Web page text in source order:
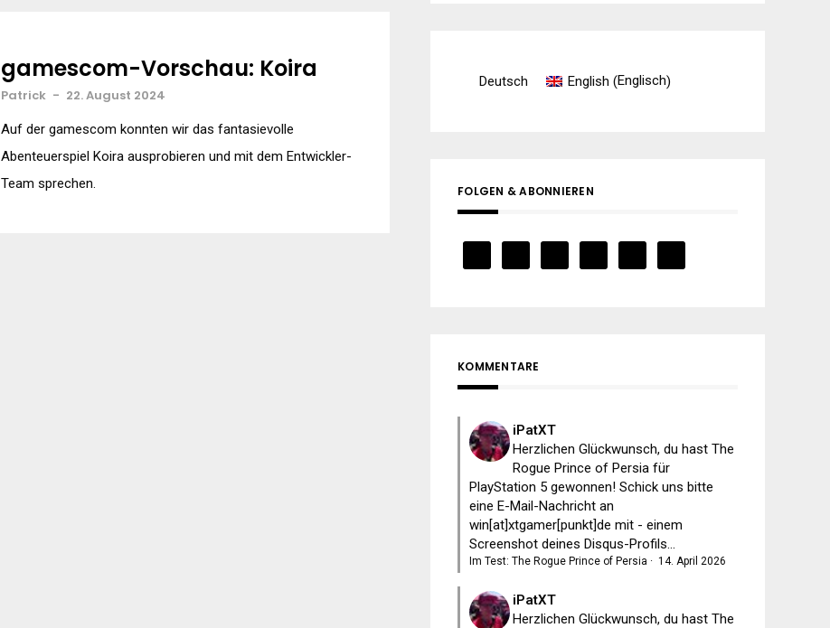
gamescom-Vorschau: Koira
Patrick - 22. August 2024
Auf der gamescom konnten wir das fantasievolle
Abenteuerspiel Koira ausprobieren und mit dem Entwickler-
Team sprechen.
Deutsch English (Englisch)
FOLGEN & ABONNIEREN
KOMMENTARE
iPatXT
Herzlichen Glückwunsch, du hast The
Rogue Prince of Persia für
PlayStation 5 gewonnen! Schick uns bitte
eine E-Mail-Nachricht an
win[at]xtgamer[punkt]de mit - einem
Screenshot deines Disqus-Profils...
Im Test: The Rogue Prince of Persia · 14. April 2026
iPatXT
Herzlichen Glückwunsch, du hast The